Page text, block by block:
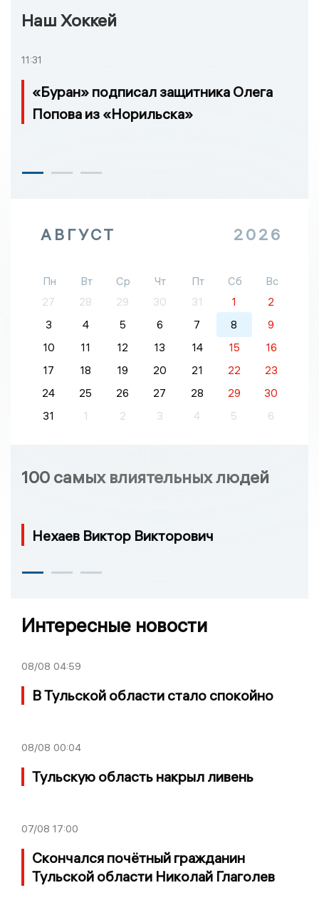
Наш Хоккей
11:31
«Буран» подписал защитника Олега
Попова из «Норильска»
АВГУСТ 2026
Пн Вт Ср Чт Пт Сб
Вс
27
28 29 30 31 1
2
3
4 5 6 7 8
9
10
11 12 13 14 15
16
17
18 19 20 21 22
23
24
25 26 27 28 29
30
31
1 2 3 4 5 6
100 самых влиятельных людей
Нехаев Виктор Викторович
Интересные новости
08/08 04:59
В Тульской области стало спокойно
08/08 00:04
Тульскую область накрыл ливень
07/08 17:00
Скончался почётный гражданин
Тульской области Николай Глаголев